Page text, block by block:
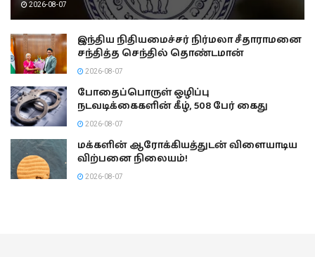
2026-08-07
இந்திய நிதியமைச்சர் நிர்மலா சீதாராமனை
சந்தித்த செந்தில் தொண்டமான்
2026-08-07
போதைப்பொருள் ஒழிப்பு
நடவடிக்கைகளின் கீழ், 508 பேர் கைது
2026-08-07
மக்களின் ஆரோக்கியத்துடன் விளையாடிய
விற்பனை நிலையம்!
2026-08-07